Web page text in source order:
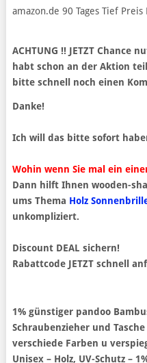
amazon.de 90 Tages Tief Preis
ACHTUNG !! JETZT Chance
habt schon an der Aktion
bitte schnell noch einen
Danke!
Ich will das bitte sofort
Wohin wenn Sie mal ein
Dann hilft Ihnen wooden-
ums Thema Holz
unkompliziert.
Discount DEAL sichern!
Rabattcode JETZT schnell
1% günstiger pandoo
Schraubenzieher und
verschiede Farben u
Unisex – Holz, UV-Schutz –